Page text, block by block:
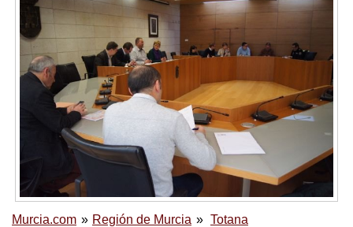
Murcia.com Región de Murcia Totana